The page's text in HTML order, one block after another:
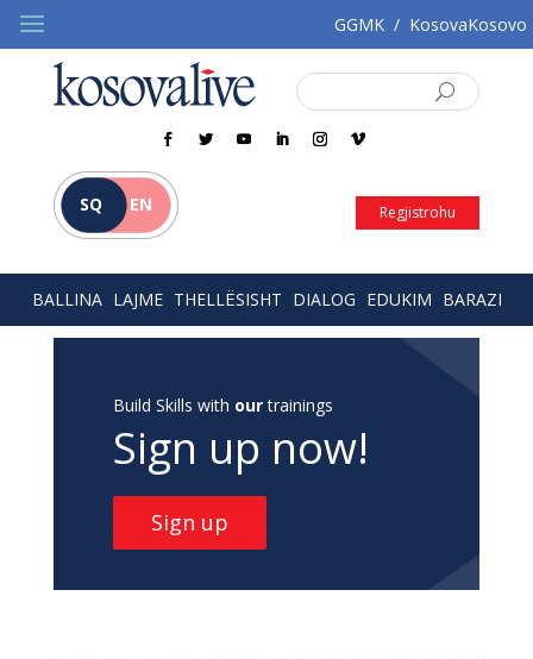
GGMK / KosovaKosovo
SQ EN Regjistrohu
BALLINA LAJME THELLËSISHT DIALOG EDUKIM BARAZI
Build Skills with ourtrainings
Sign up now!
Sign up